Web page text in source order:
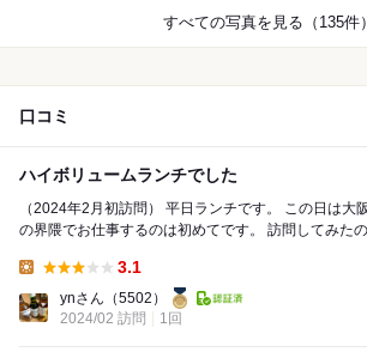
すべての写真を見る（135件）
口コミ
ハイボリュームランチでした
（2024年2月初訪問） 平日ランチです。 この日は大阪でお仕事です。 こ
の界隈でお仕事するのは初めてです。 訪問してみたのはこちらのお店で
3.1
ynさん （5502）
2024/02 訪問
1回